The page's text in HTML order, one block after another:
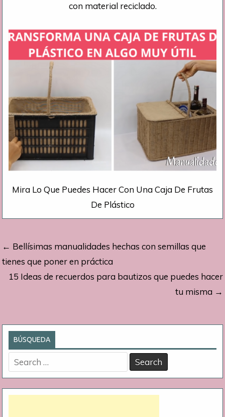
con material reciclado.
Mira Lo Que Puedes Hacer Con Una Caja De Frutas
De Plástico
Navegación
de
entradas
← Bellísimas manualidades hechas con semillas que
tienes que poner en práctica
15 Ideas de recuerdos para bautizos que puedes hacer
tu misma →
BÚSQUEDA
Search
for: